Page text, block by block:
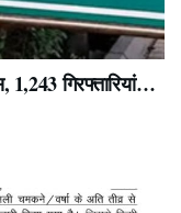
गिरफ्तारियां…